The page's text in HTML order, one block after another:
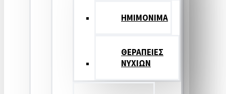
HMIMONIMA
ΘΕΡΑΠΕΙΕΣ
ΝΥΧΙΩΝ